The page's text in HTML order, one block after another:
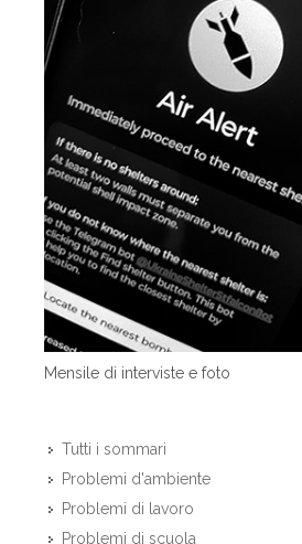
Mensile di interviste e foto
Tutti i sommari
Problemi d'ambiente
Problemi di lavoro
Problemi di scuola